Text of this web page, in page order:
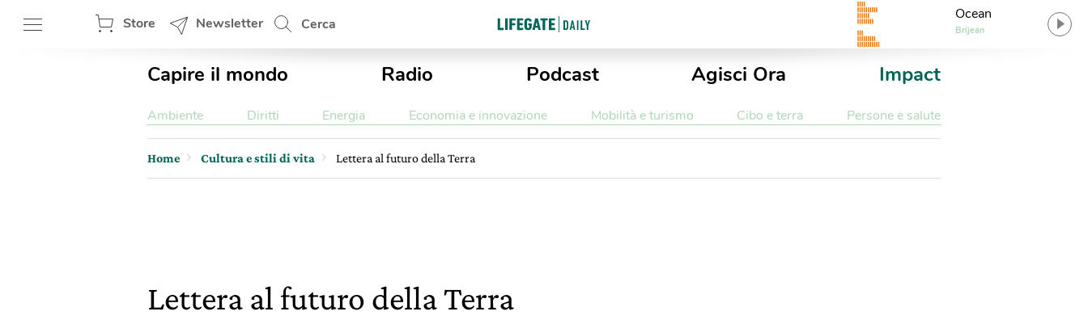
Store Newsletter Cerca
Ocean
Brijean
Capire il mondo Radio Podcast Agisci Ora Impact
Ambiente Diritti Energia Economia e innovazione Mobilità e turismo Cibo e terra Persone e salute
Home Cultura e stili di vita Lettera al futuro della Terra
Lettera al futuro della Terra